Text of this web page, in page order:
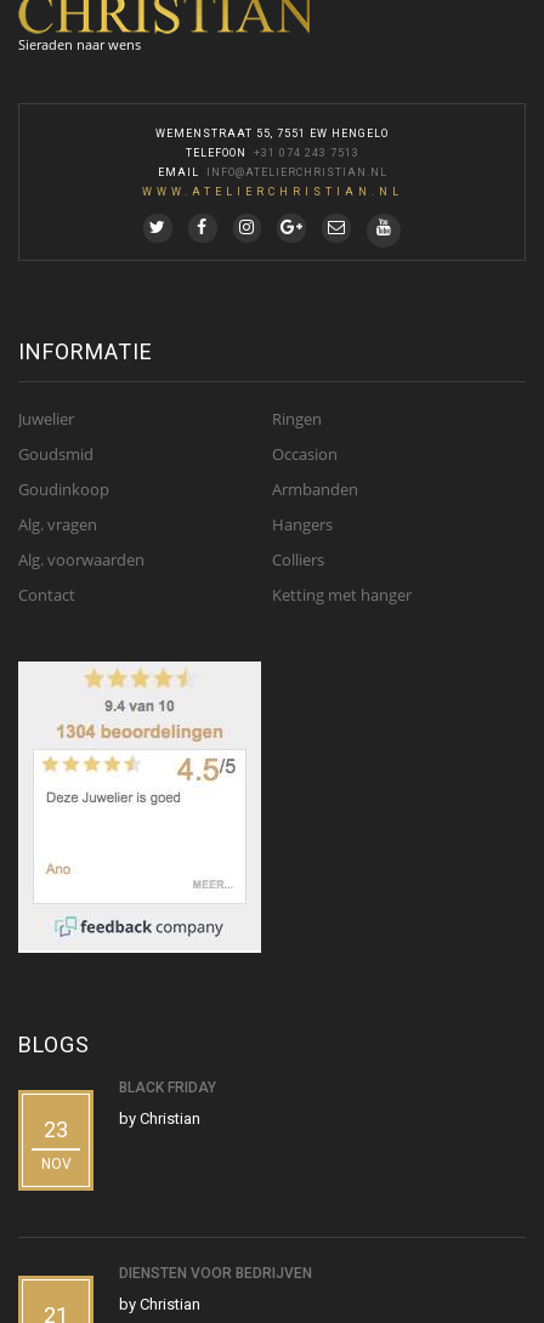
Sieraden naar wens
WEMENSTRAAT 55, 7551 EW HENGELO
TELEFOON
+31 074 243 7513
EMAIL
INFO@ATELIERCHRISTIAN.NL
WWW.ATELIERCHRISTIAN.NL
INFORMATIE
Juwelier
Goudsmid
Goudinkoop
Alg. vragen
Alg. voorwaarden
Contact
Ringen
Occasion
Armbanden
Hangers
Colliers
Ketting met hanger
BLOGS
23
NOV
BLACK FRIDAY
by Christian
21
DIENSTEN VOOR BEDRIJVEN
by Christian